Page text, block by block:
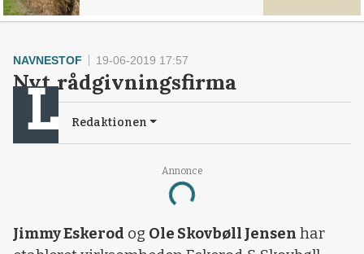
Annonce
Loading...
NAVNESTOF 19-06-2019 17:57
Nyt rådgivningsfirma
Redaktionen
Jimmy Eskerod og Ole Skovbøll Jensen har